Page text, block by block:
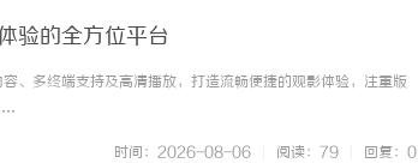
验的全方位平台
、多终端支持及高清播放，打造流畅便捷的观影体验，注重版
时间：2026-08-06 阅读：79 回复：0